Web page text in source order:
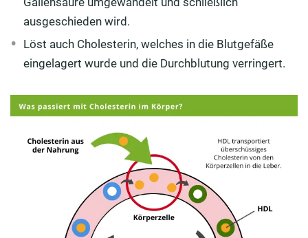
ausgeschieden wird.
Löst auch Cholesterin, welches in die Blutgefäße
eingelagert wurde und die Durchblutung verringert.